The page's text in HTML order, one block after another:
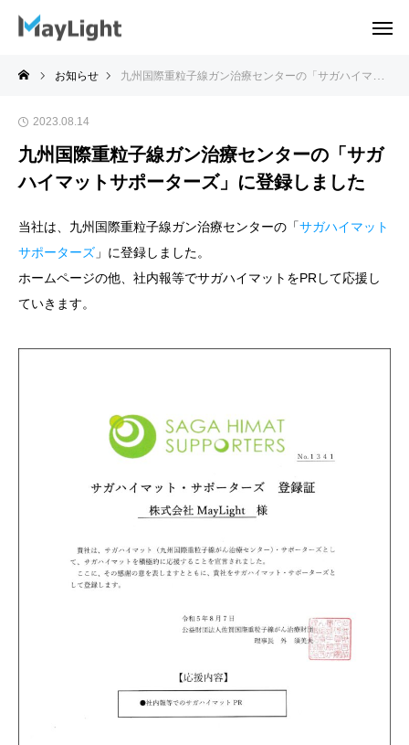
お知らせ 九州国際重粒子線ガン治療センターの「サガハイマットサポーターズ」に登録しました
2023.08.14
九州国際重粒子線ガン治療センターの「サガ
ハイマットサポーターズ」に登録しました
当社は、九州国際重粒子線ガン治療センターの「サガハイマット
サポーターズ 」に登録しました。
ホームページの他、社内報等でサガハイマットをPRして応援し
ていきます。